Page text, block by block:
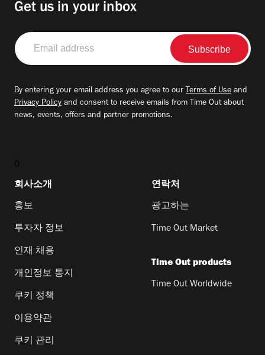
Get us in your inbox
Email
address
By entering your email address you agree to our Terms of Use and
Privacy Policy and consent to receive emails from Time Out about
news, events, offers and partner promotions.
0
회사소개
홍보
투자자 정보
인재 채용
개인정보 통지
쿠키 정책
이용약관
쿠키 관리
연락처
광고하는
Time Out Market
Time Out products
Time Out Worldwide